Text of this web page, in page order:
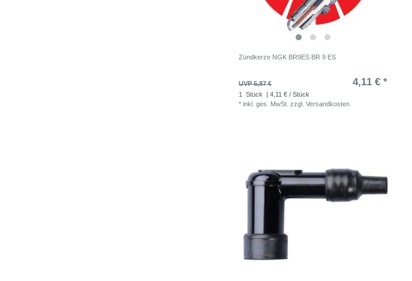
Zündkerze NGK BR9ES BR 9 ES
UVP 5,87 € 4,11 € *
1 Stück
| 4,11 € / Stück
*inkl. ges. MwSt. zzgl.Versandkosten